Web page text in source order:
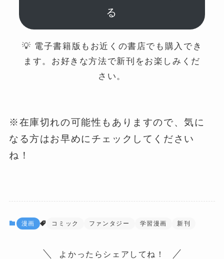
る
💡 電子書籍版もお近くの書店でも購入でき
ます。お好きな方法で新刊をお楽しみくだ
さい。
※在庫切れの可能性もありますので、気に
なる方はお早めにチェックしてください
ね！
漫画 コミック ファンタジー 学習漫画 新刊
よかったらシェアしてね！